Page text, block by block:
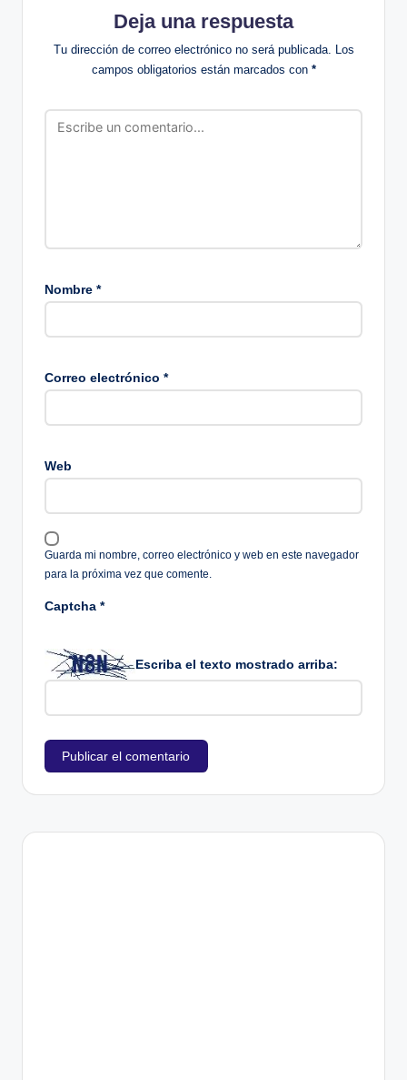
Deja una respuesta
Tu dirección de correo electrónico no será publicada. Los
campos obligatorios están marcados con *
Nombre *
Correo electrónico *
Web
Guarda mi nombre, correo electrónico y web en este navegador
para la próxima vez que comente.
Captcha *
Escriba el texto mostrado arriba: